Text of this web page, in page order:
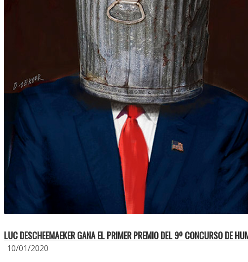
LUC DESCHEEMAEKER GANA EL PRIMER PREMIO DEL 9º CONCURSO DE
10/01/2020